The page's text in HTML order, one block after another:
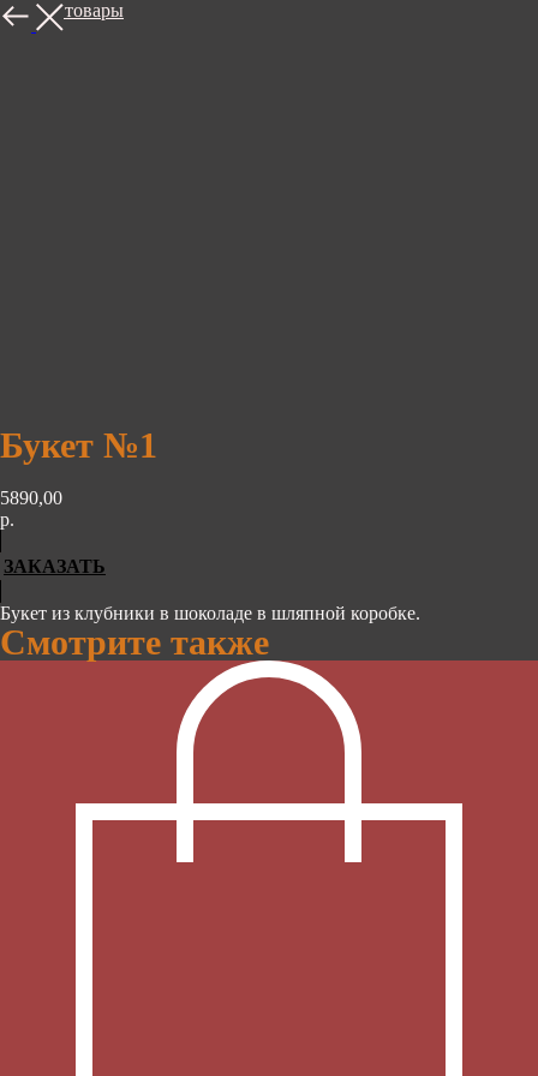
Другие товары
Букет №1
5890,00
р.
ЗАКАЗАТЬ
Букет из клубники в шоколаде в шляпной коробке.
Смотрите также